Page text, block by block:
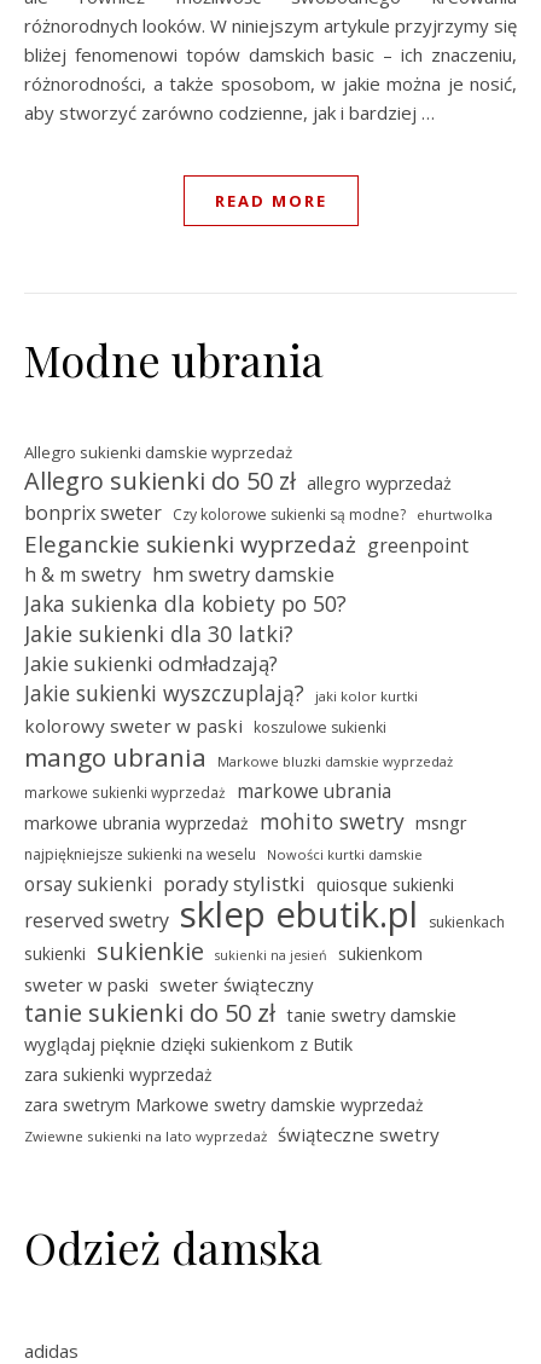
różnorodnych looków. W niniejszym artykule przyjrzymy się
bliżej fenomenowi topów damskich basic – ich znaczeniu,
różnorodności, a także sposobom, w jakie można je nosić,
aby stworzyć zarówno codzienne, jak i bardziej …
READ MORE
Modne ubrania
Allegro sukienki damskie wyprzedaż
Allegro sukienki do 50 zł allegro wyprzedaż
bonprix sweter Czy kolorowe sukienki są modne? ehurtwolka
Eleganckie sukienki wyprzedaż greenpoint
h & m swetry hm swetry damskie
Jaka sukienka dla kobiety po 50?
Jakie sukienki dla 30 latki?
Jakie sukienki odmładzają?
Jakie sukienki wyszczuplają? jaki kolor kurtki
kolorowy sweter w paski koszulowe sukienki
mango ubrania Markowe bluzki damskie wyprzedaż
markowe sukienki wyprzedaż markowe ubrania
markowe ubrania wyprzedaż mohito swetry msngr
najpiękniejsze sukienki na weselu Nowości kurtki damskie
orsay sukienki porady stylistki quiosque sukienki
reserved swetry sklep ebutik.pl sukienkach
sukienki sukienkie sukienki na jesień sukienkom
sweter w paski sweter świąteczny
tanie sukienki do 50 zł tanie swetry damskie
wyglądaj pięknie dzięki sukienkom z Butik
zara sukienki wyprzedaż
zara swetrym Markowe swetry damskie wyprzedaż
Zwiewne sukienki na lato wyprzedaż świąteczne swetry
Odzież damska
adidas